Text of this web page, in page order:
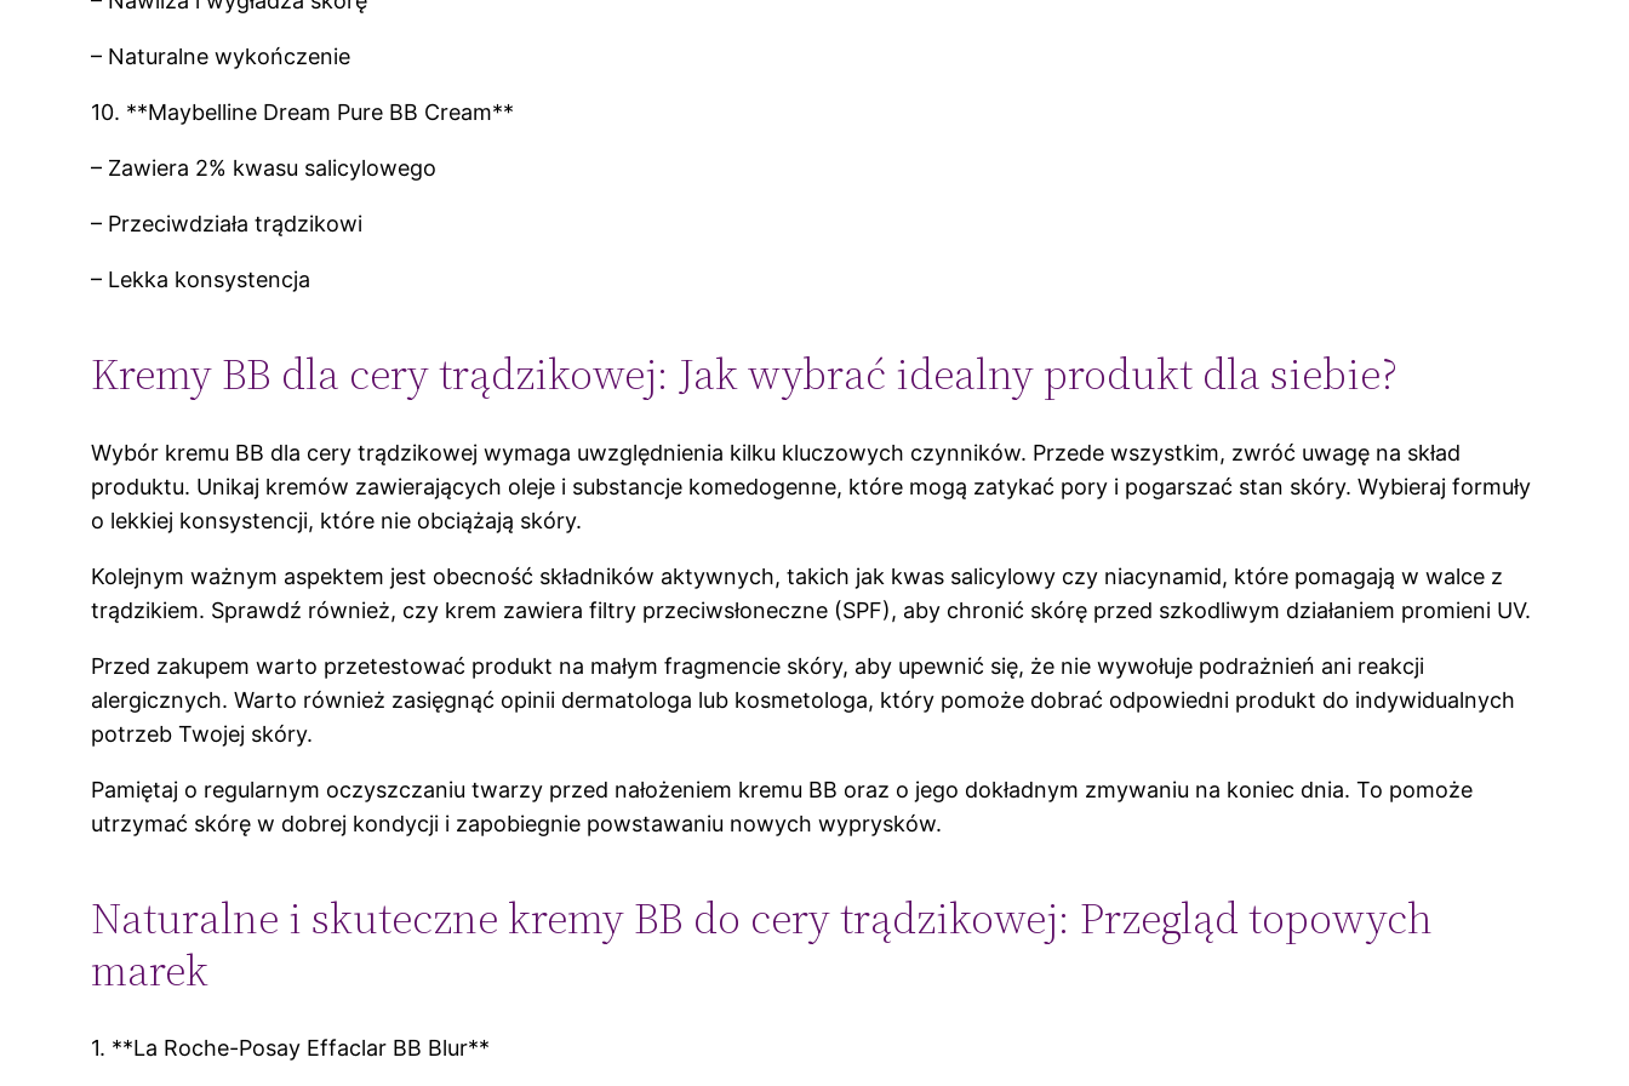
– Naturalne wykończenie
10. **Maybelline Dream Pure BB Cream**
– Zawiera 2% kwasu salicylowego
– Przeciwdziała trądzikowi
– Lekka konsystencja
Kremy BB dla cery trądzikowej: Jak wybrać idealny produkt dla siebie?
Wybór kremu BB dla cery trądzikowej wymaga uwzględnienia kilku kluczowych czynników. Przede wszystkim, zwróć uwagę na skład
produktu. Unikaj kremów zawierających oleje i substancje komedogenne, które mogą zatykać pory i pogarszać stan skóry. Wybieraj formuły
o lekkiej konsystencji, które nie obciążają skóry.
Kolejnym ważnym aspektem jest obecność składników aktywnych, takich jak kwas salicylowy czy niacynamid, które pomagają w walce z
trądzikiem. Sprawdź również, czy krem zawiera filtry przeciwsłoneczne (SPF), aby chronić skórę przed szkodliwym działaniem promieni UV.
Przed zakupem warto przetestować produkt na małym fragmencie skóry, aby upewnić się, że nie wywołuje podrażnień ani reakcji
alergicznych. Warto również zasięgnąć opinii dermatologa lub kosmetologa, który pomoże dobrać odpowiedni produkt do indywidualnych
potrzeb Twojej skóry.
Pamiętaj o regularnym oczyszczaniu twarzy przed nałożeniem kremu BB oraz o jego dokładnym zmywaniu na koniec dnia. To pomoże
utrzymać skórę w dobrej kondycji i zapobiegnie powstawaniu nowych wyprysków.
Naturalne i skuteczne kremy BB do cery trądzikowej: Przegląd topowych
marek
1. **La Roche-Posay Effaclar BB Blur**